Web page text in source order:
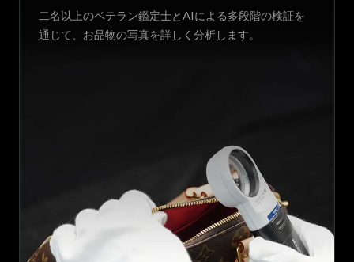
二名以上のベテラン鑑定士とAIによる多段階の検証を
通じて、お品物の写真を詳しく分析します。